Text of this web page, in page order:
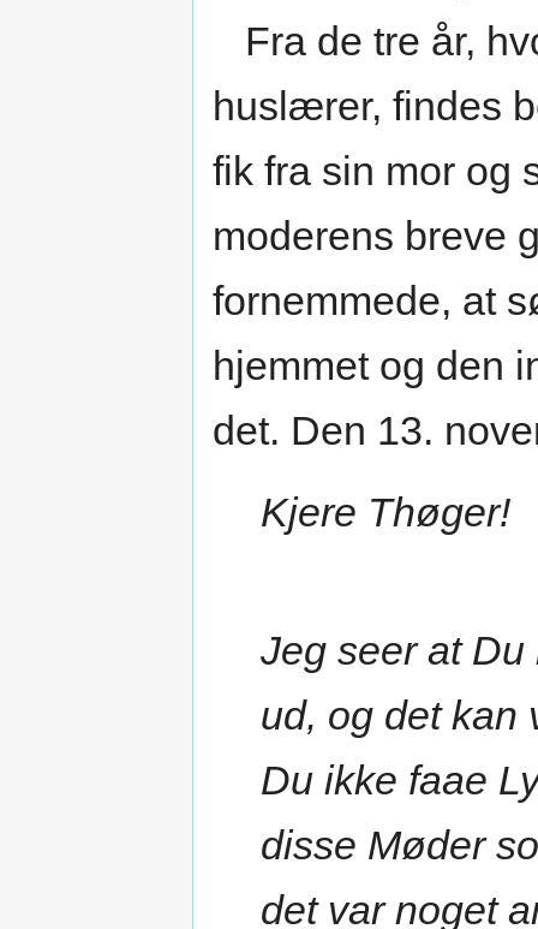
Fra de tre år,
huslærer, findes
fik fra sin mor og
moderens breve
fornemmede, at
hjemmet og den
det. Den 13.
Kjere Thøger!
Jeg seer at
ud, og det kan
Du ikke faae
disse Møder
det var noget